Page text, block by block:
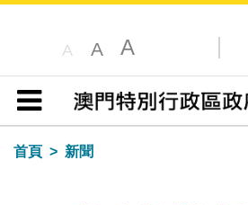
A A A
目錄
首頁
新聞